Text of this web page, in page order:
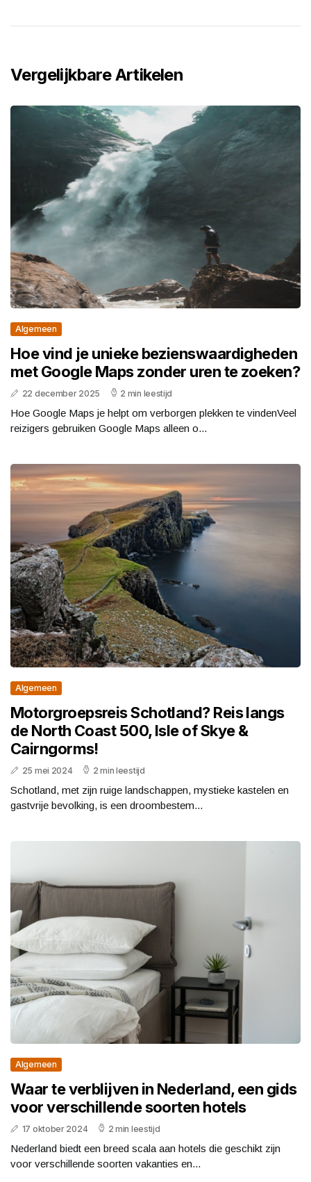
Vergelijkbare Artikelen
Algemeen
Hoe vind je unieke bezienswaardigheden
met Google Maps zonder uren te zoeken?
22 december 2025 2 min leestijd
Hoe Google Maps je helpt om verborgen plekken te vindenVeel
reizigers gebruiken Google Maps alleen o...
Algemeen
Motorgroepsreis Schotland? Reis langs
de North Coast 500, Isle of Skye &
Cairngorms!
25 mei 2024 2 min leestijd
Schotland, met zijn ruige landschappen, mystieke kastelen en
gastvrije bevolking, is een droombestem...
Algemeen
Waar te verblijven in Nederland, een gids
voor verschillende soorten hotels
17 oktober 2024 2 min leestijd
Nederland biedt een breed scala aan hotels die geschikt zijn
voor verschillende soorten vakanties en...